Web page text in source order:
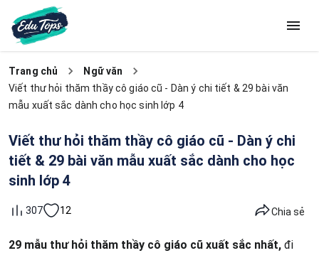
Trang chủ
Ngữ văn
Viết thư hỏi thăm thầy cô giáo cũ - Dàn ý chi tiết & 29 bài văn
mẫu xuất sắc dành cho học sinh lớp 4
Viết thư hỏi thăm thầy cô giáo cũ - Dàn ý chi
tiết & 29 bài văn mẫu xuất sắc dành cho học
sinh lớp 4
307 12 Chia sẻ
29 mẫu thư hỏi thăm thầy cô giáo cũ xuất sắc nhất, đi